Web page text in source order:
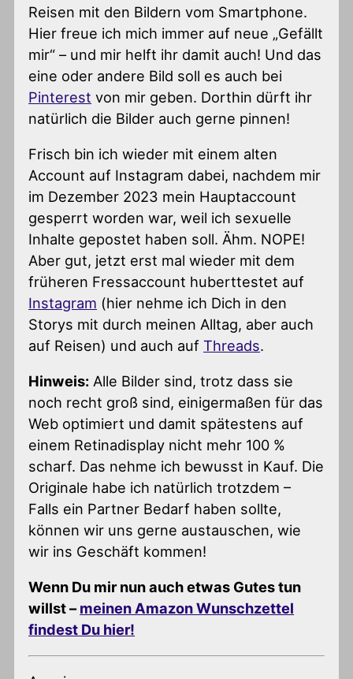
Reisen mit den Bildern vom Smartphone.
Hier freue ich mich immer auf neue „Gefällt
mir“ – und mir helft ihr damit auch! Und das
eine oder andere Bild soll es auch bei
Pinterest von mir geben. Dorthin dürft ihr
natürlich die Bilder auch gerne pinnen!
Frisch bin ich wieder mit einem alten
Account auf Instagram dabei, nachdem mir
im Dezember 2023 mein Hauptaccount
gesperrt worden war, weil ich sexuelle
Inhalte gepostet haben soll. Ähm. NOPE!
Aber gut, jetzt erst mal wieder mit dem
früheren Fressaccount huberttestet auf
Instagram (hier nehme ich Dich in den
Storys mit durch meinen Alltag, aber auch
auf Reisen) und auch aufThreads.
Hinweis: Alle Bilder sind, trotz dass sie
noch recht groß sind, einigermaßen für das
Web optimiert und damit spätestens auf
einem Retinadisplay nicht mehr 100 %
scharf. Das nehme ich bewusst in Kauf. Die
Originale habe ich natürlich trotzdem –
Falls ein Partner Bedarf haben sollte,
können wir uns gerne austauschen, wie
wir ins Geschäft kommen!
Wenn Du mir nun auch etwas Gutes tun
willst –meinen Amazon Wunschzettel
findest Du hier!